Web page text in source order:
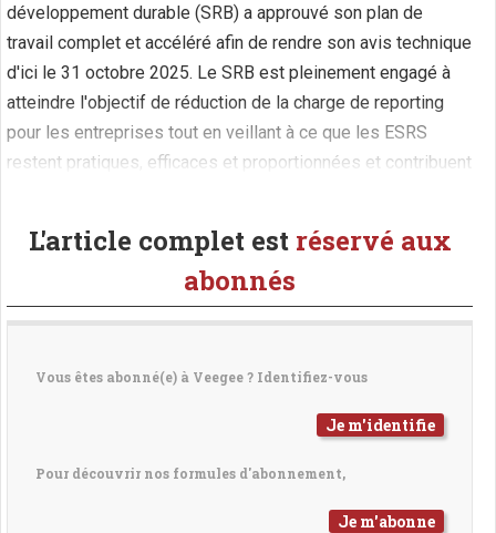
développement durable (SRB) a approuvé son plan de
travail complet et accéléré afin de rendre son avis technique
d'ici le 31 octobre 2025. Le SRB est pleinement engagé à
atteindre l'objectif de réduction de la charge de reporting
pour les entreprises tout en veillant à ce que les ESRS
restent pratiques, efficaces et proportionnées et contribuent
L'article complet est réservé aux
abonnés
Vous êtes abonné(e) à Veegee ? Identifiez-vous
Je m'identifie
Pour découvrir nos formules d'abonnement,
Je m'abonne